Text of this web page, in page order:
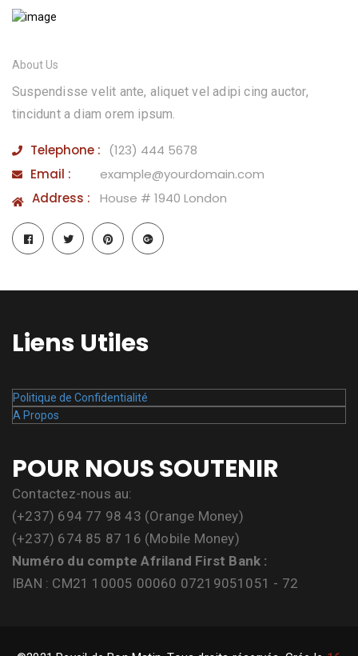
About Us
Suspendisse velit ante, aliquet vel adipi cing auctor,
tincidunt a diam orem ipsum.
Telephone : (123) 444 5678
Email :
example@yourdomain.com
Address :
House # 1940 London
Liens Utiles
Politique de Confidentialité
A Propos
POUR NOUS SOUTENIR
Contactez-nous au:
(+237) 694 77 98 43 (Orange Money)
(+237) 674 85 87 16 (Mobile Money)
Numéro du compte Afriland First Bank :
IBAN : CM21 10005 00060 07219051051 - 72